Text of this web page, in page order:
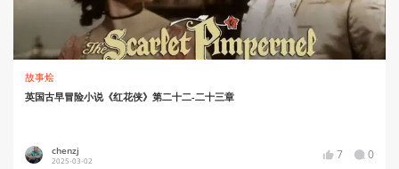
故事烩
英国古早冒险小说《红花侠》第二十二-二十三章
chenzj
2025-03-02 7 0